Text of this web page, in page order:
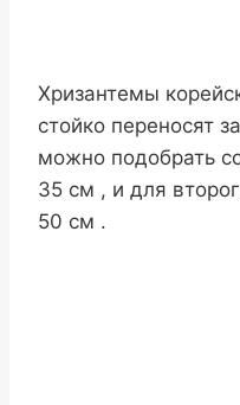
Хризантемы
стойко переносят
можно подобрать
35 см , и для
50 см .